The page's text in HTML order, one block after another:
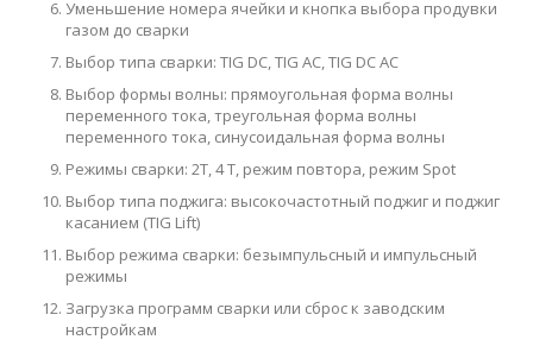
Уменьшение номера ячейки и кнопка выбора продувки
газом до сварки
Выбор типа сварки: TIG DC, TIG АC, TIG DC AC
Выбор формы волны: прямоугольная форма волны
переменного тока, треугольная форма волны
переменного тока, синусоидальная форма волны
Режимы сварки: 2T, 4 Т, режим повтора, режим Spot
Выбор типа поджига: высокочастотный поджиг и поджиг
касанием (TIG Lift)
Выбор режима сварки: безымпульсный и импульсный
режимы
Загрузка программ сварки или сброс к заводским
настройкам